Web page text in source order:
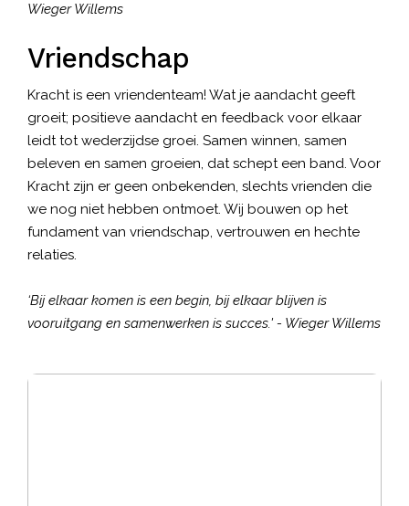
Wieger Willems
Vriendschap
Kracht is een vriendenteam! Wat je aandacht geeft
groeit; positieve aandacht en feedback voor elkaar
leidt tot wederzijdse groei. Samen winnen, samen
beleven en samen groeien, dat schept een band. Voor
Kracht zijn er geen onbekenden, slechts vrienden die
we nog niet hebben ontmoet. Wij bouwen op het
fundament van vriendschap, vertrouwen en hechte
relaties.
‘Bij elkaar komen is een begin, bij elkaar blijven is
vooruitgang en samenwerken is succes.' - Wieger Willems